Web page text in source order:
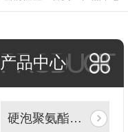
PRODUCT
产品中心
硬泡聚氨酯保温装饰一体板